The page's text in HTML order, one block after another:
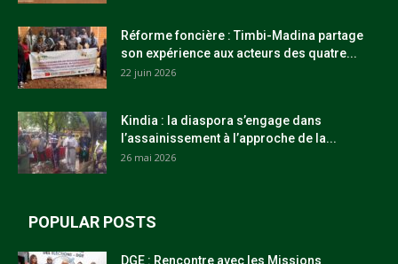
Réforme foncière : Timbi-Madina partage
son expérience aux acteurs des quatre...
22 juin 2026
Kindia : la diaspora s’engage dans
l’assainissement à l’approche de la...
26 mai 2026
POPULAR POSTS
DGE : Rencontre avec les Missions